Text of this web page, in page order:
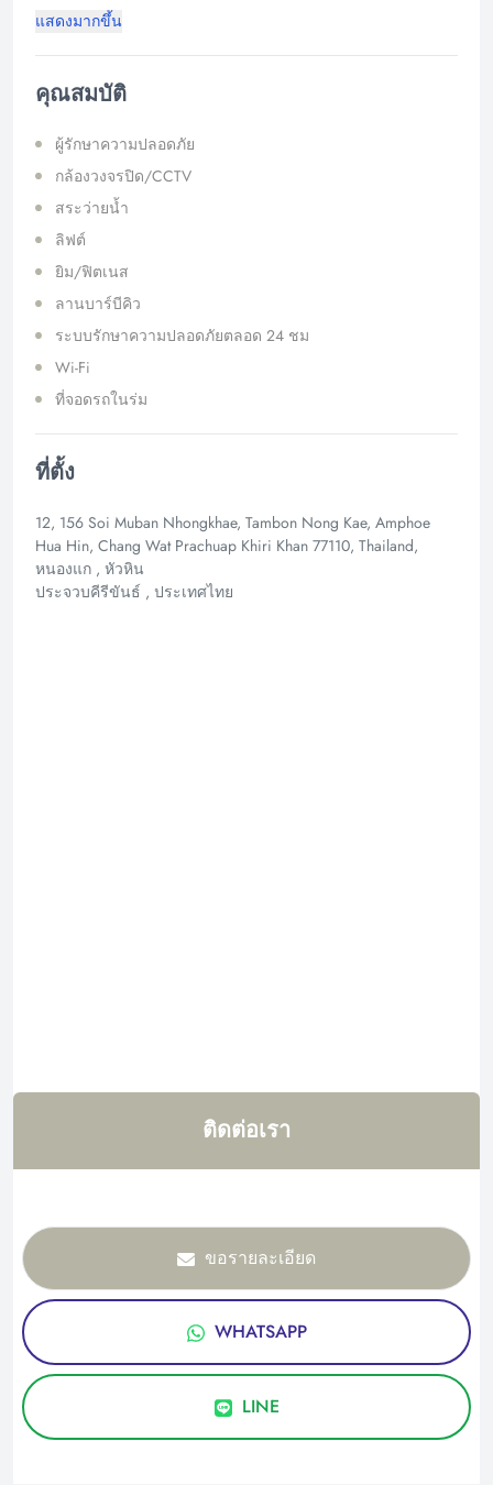
แสดงมากขึ้น
คุณสมบัติ
ผู้รักษาความปลอดภัย
กล้องวงจรปิด/CCTV
สระว่ายน้ำ
ลิฟต์
ยิม/ฟิตเนส
ลานบาร์บีคิว
ระบบรักษาความปลอดภัยตลอด 24 ชม
Wi-Fi
ที่จอดรถในร่ม
ที่ตั้ง
12, 156 Soi Muban Nhongkhae, Tambon Nong Kae, Amphoe
Hua Hin, Chang Wat Prachuap Khiri Khan 77110, Thailand,
หนองแก , หัวหิน
ประจวบคีรีขันธ์ , ประเทศไทย
ติดต่อเรา
ขอรายละเอียด
WHATSAPP
LINE